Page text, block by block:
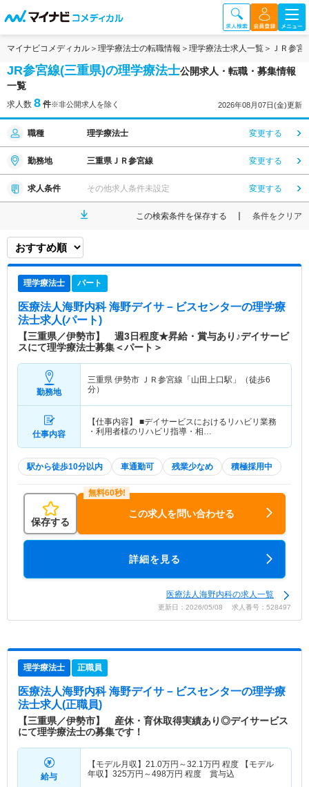
マイナビコメディカル 理学療法士の転職情報 理学療法士求人一覧 ＪＲ参宮
JR参宮線(三重県)の理学療法士公開求人・転職・募集情報
一覧
求人数 8 件※非公開求人を除く 2026年08月07日(金)更新
職種 理学療法士 変更する
勤務地 三重県ＪＲ参宮線 変更する
求人条件 その他求人条件未設定 変更する
この検索条件を保存する 条件をクリア
理学療法士 パート
医療法人海野内科 海野デイサ－ビスセンタ一の理学療
法士求人(パート)
【三重県／伊勢市】 週3日程度★昇給・賞与あり♪デイサービ
スにて理学療法士募集＜パート＞
勤務地
三重県 伊勢市 ＪＲ参宮線「山田上口駅」（徒歩6
分）
仕事内容
【仕事内容】 ■デイサービスにおけるリハビリ業務
・利用者様のリハビリ指導・相…
駅から徒歩10分以内 車通勤可 残業少なめ 積極採用中
保存する
この求人を問い合わせる
詳細を見る
医療法人海野内科の求人一覧
更新日：2026/05/08 求人番号：528497
理学療法士 正職員
医療法人海野内科 海野デイサ－ビスセンタ一の理学療
法士求人(正職員)
【三重県／伊勢市】 産休・育休取得実績あり◎デイサービス
にて理学療法士の募集です！
給与
【モデル月収】 21.0万円～32.1万円 程度 【モデル
年収】 325万円～498万円 程度 賞与込